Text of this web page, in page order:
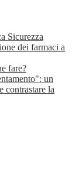
Sicurezza
dei farmaci a
fare?
un
contrastare la